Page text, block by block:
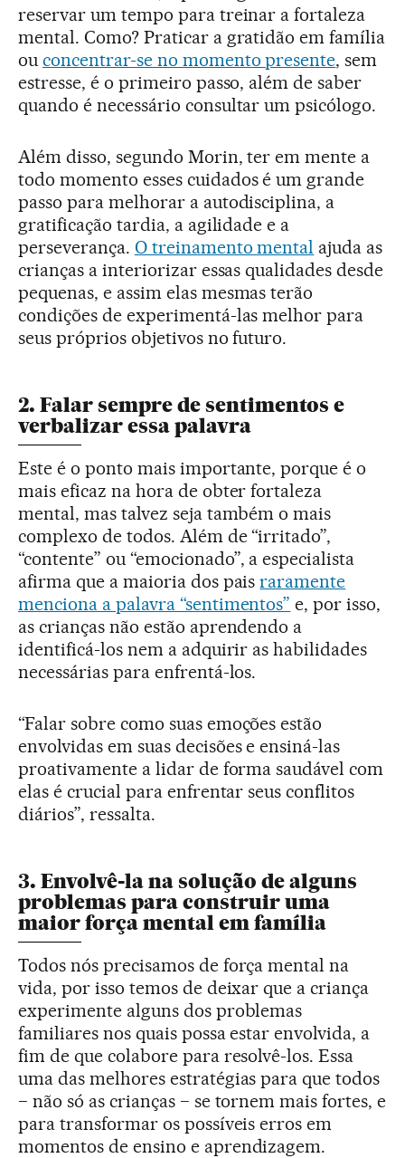
reservar um tempo para treinar a fortaleza
mental. Como? Praticar a gratidão em família
ou concentrar-se no momento presente, sem
estresse, é o primeiro passo, além de saber
quando é necessário consultar um psicólogo.
Além disso, segundo Morin, ter em mente a
todo momento esses cuidados é um grande
passo para melhorar a autodisciplina, a
gratificação tardia, a agilidade e a
perseverança. O treinamento mental ajuda as
crianças a interiorizar essas qualidades desde
pequenas, e assim elas mesmas terão
condições de experimentá-las melhor para
seus próprios objetivos no futuro.
2. Falar sempre de sentimentos e
verbalizar essa palavra
Este é o ponto mais importante, porque é o
mais eficaz na hora de obter fortaleza
mental, mas talvez seja também o mais
complexo de todos. Além de “irritado”,
“contente” ou “emocionado”, a especialista
afirma que a maioria dos paisraramente
menciona a palavra “sentimentos” e, por isso,
as crianças não estão aprendendo a
identificá-los nem a adquirir as habilidades
necessárias para enfrentá-los.
“Falar sobre como suas emoções estão
envolvidas em suas decisões e ensiná-las
proativamente a lidar de forma saudável com
elas é crucial para enfrentar seus conflitos
diários”, ressalta.
3. Envolvê-la na solução de alguns
problemas para construir uma
maior força mental em família
Todos nós precisamos de força mental na
vida, por isso temos de deixar que a criança
experimente alguns dos problemas
familiares nos quais possa estar envolvida, a
fim de que colabore para resolvê-los. Essa
uma das melhores estratégias para que todos
− não só as crianças − se tornem mais fortes, e
para transformar os possíveis erros em
momentos de ensino e aprendizagem.